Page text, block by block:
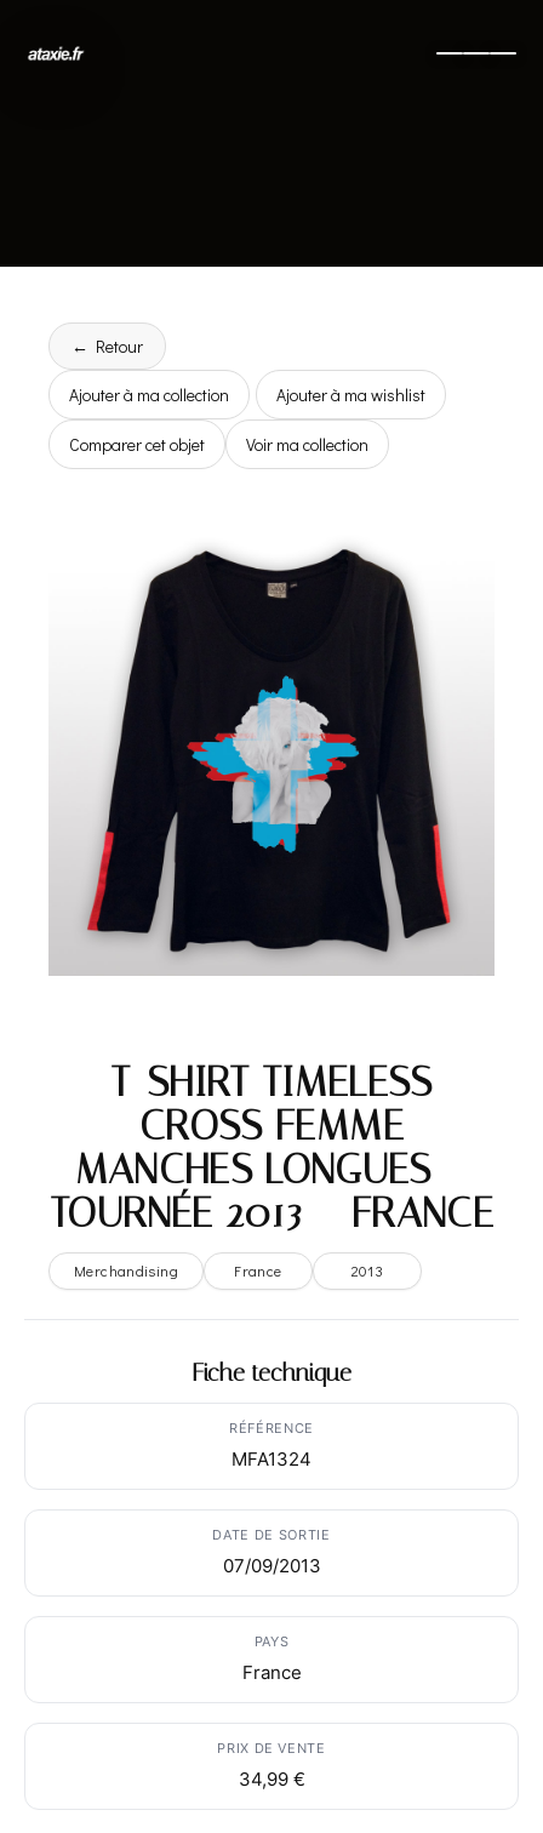
← Retour
Ajouter à ma collection Ajouter à ma wishlist
Comparer cet objet Voir ma collection
T-SHIRT TIMELESS
CROSS FEMME
MANCHES LONGUES –
TOURNÉE 2013 – FRANCE
Merchandising France 2013
Fiche technique
RÉFÉRENCE
MFA1324
DATE DE SORTIE
07/09/2013
PAYS
France
PRIX DE VENTE
34,99 €